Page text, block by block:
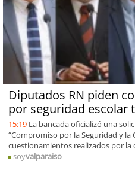
Diputados RN piden
por seguridad escolar
15:19 La bancada oficializó una
“Compromiso por la Seguridad y la
cuestionamientos realizados por la
soyvalparaiso